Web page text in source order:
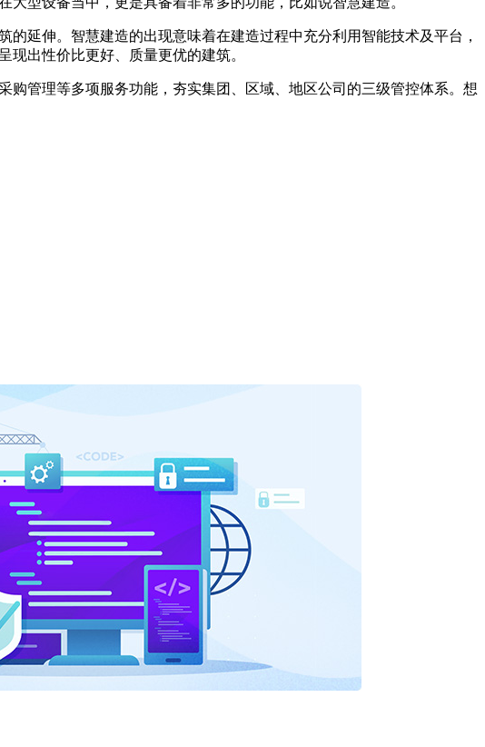
延伸。智慧建造的出现意味着在建造过程中充分利用智能技术及平台，
出性价比更好、质量更优的建筑。
管理等多项服务功能，夯实集团、区域、地区公司的三级管控体系。想